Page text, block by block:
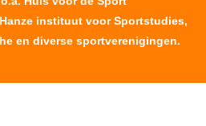
instituut voor Sportstudies,
en diverse sportverenigingen.